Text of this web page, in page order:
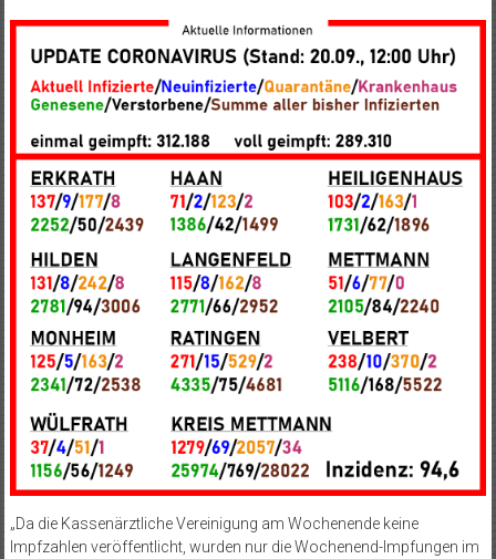
„Da die Kassenärztliche Vereinigung am Wochenende keine
Impfzahlen veröffentlicht, wurden nur die Wochenend-Impfungen im